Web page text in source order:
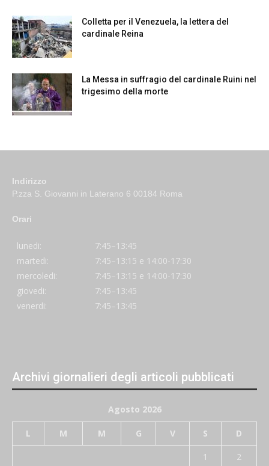
Colletta per il Venezuela, la lettera del
cardinale Reina
La Messa in suffragio del cardinale Ruini nel
trigesimo della morte
Indirizzo
P.zza S. Giovanni in Laterano 6 00184 Roma
Orari
lunedi:
7:45–13:45
martedi:
7:45–13:15 e 14:00-17:30
mercoledi:
7:45–13:15 e 14:00-17:30
giovedi:
7:45–13:45
venerdi:
7:45–13:45
Archivi giornalieri degli articoli pubblicati
Agosto 2026
L M M G V S D
1 2